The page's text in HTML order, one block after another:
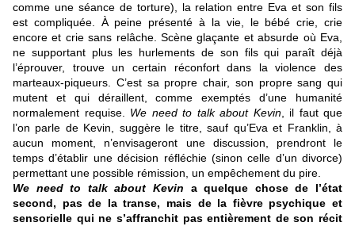
comme une séance de torture), la relation entre Eva et son fils
est compliquée. À peine présenté à la vie, le bébé crie, crie
encore et crie sans relâche. Scène glaçante et absurde où Eva,
ne supportant plus les hurlements de son fils qui paraît déjà
l’éprouver, trouve un certain réconfort dans la violence des
marteaux-piqueurs. C’est sa propre chair, son propre sang qui
mutent et qui déraillent, comme exemptés d’une humanité
normalement requise. We need to talk about Kevin, il faut que
l’on parle de Kevin, suggère le titre, sauf qu’Eva et Franklin, à
aucun moment, n’envisageront une discussion, prendront le
temps d’établir une décision réfléchie (sinon celle d’un divorce)
permettant une possible rémission, un empêchement du pire.
We need to talk about Kevin a quelque chose de l’état
second, pas de la transe, mais de la fièvre psychique et
sensorielle qui ne s’affranchit pas entièrement de son récit